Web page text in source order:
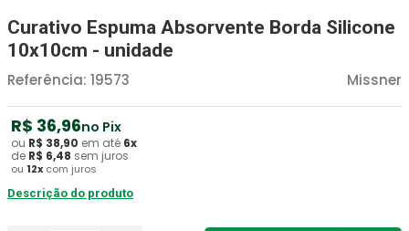
Curativo Espuma Absorvente Borda Silicone
10x10cm - unidade
Missner
Referência: 19573
R$ 36,96no Pix
ou R$ 38,90 em até 6x
de R$ 6,48 sem juros
ou 12x com juros
Descrição do produto
2º Fralda Geriatrica
3º Luva Latex
4º Estetoscopio Littmann
5 º Aparelho Pressão
6º Absorvente Geriatrico
7º Gaze Esteril